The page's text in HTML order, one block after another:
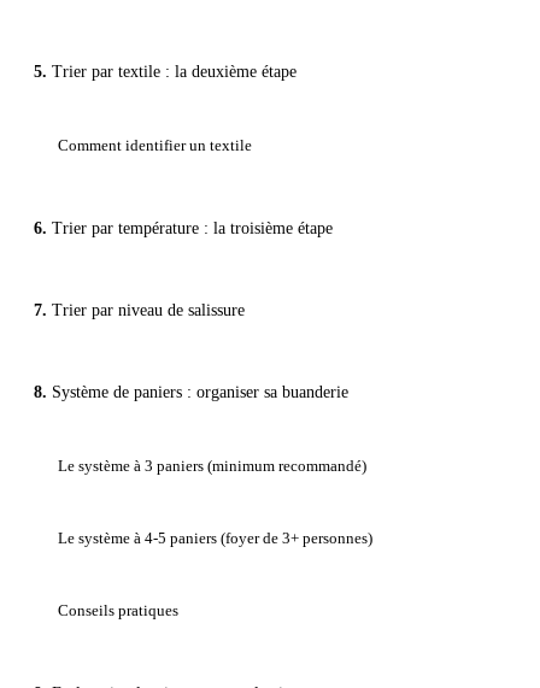
Trier par textile : la deuxième étape
Comment identifier un textile
Trier par température : la troisième étape
Trier par niveau de salissure
Système de paniers : organiser sa buanderie
Le système à 3 paniers (minimum recommandé)
Le système à 4-5 paniers (foyer de 3+ personnes)
Conseils pratiques